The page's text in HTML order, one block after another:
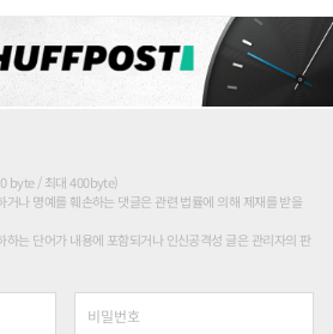
byte / 최대 400byte)
거나 명예를 훼손하는 댓글은 관련 법률에 의해 제재를 받을
하는 단어가 내용에 포함되거나 인신공격성 글은 관리자의 판